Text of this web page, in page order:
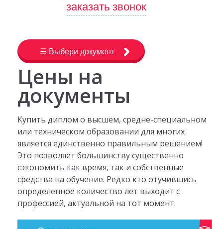
заказать звонок
☰ Выбери документ
Цены на
документы
Купить диплом о высшем, средне-специальном
или техническом образовании для многих
является единственно правильным решением!
Это позволяет большинству существенно
сэкономить как время, так и собственные
средства на обучение. Редко кто отучившись
определенное количество лет выходит с
профессией, актуальной на тот момент.